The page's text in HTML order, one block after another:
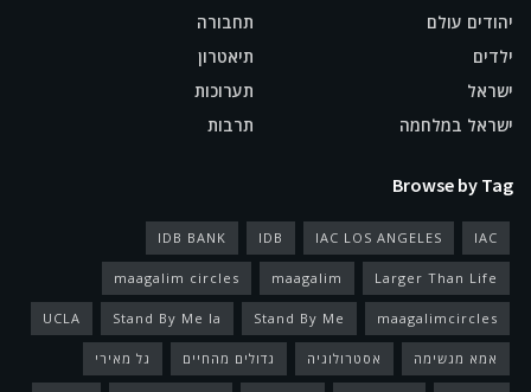
יהודים עולם
ילדים
ישראל
ישראל במלחמה
תחבורה
תיאטרון
תערוכות
תרבות
Browse by Tag
IAC
IAC LOS ANGELES
IDB
IDB BANK
Larger Than Life
maagalim
maagalim circles
maagalimcircles
Stand By Me
Stand By Me la
UCLA
אמא מגשימה אסטרולוגיה גדולים מהחיים גל מאירי